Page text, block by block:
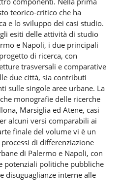
teorico-critico che ha
e lo sviluppo dei casi studio.
esiti delle attività di studio
e Napoli, i due principali
di ricerca, con
trasversali e comparative
due città, sia contributi
sulle singole aree urbane. La
monografie delle ricerche
Marsiglia ed Atene, casi
alcuni versi comparabili ai
finale del volume vi è un
di differenziazione
di Palermo e Napoli, con
potenziali politiche pubbliche
disuguaglianze interne alle